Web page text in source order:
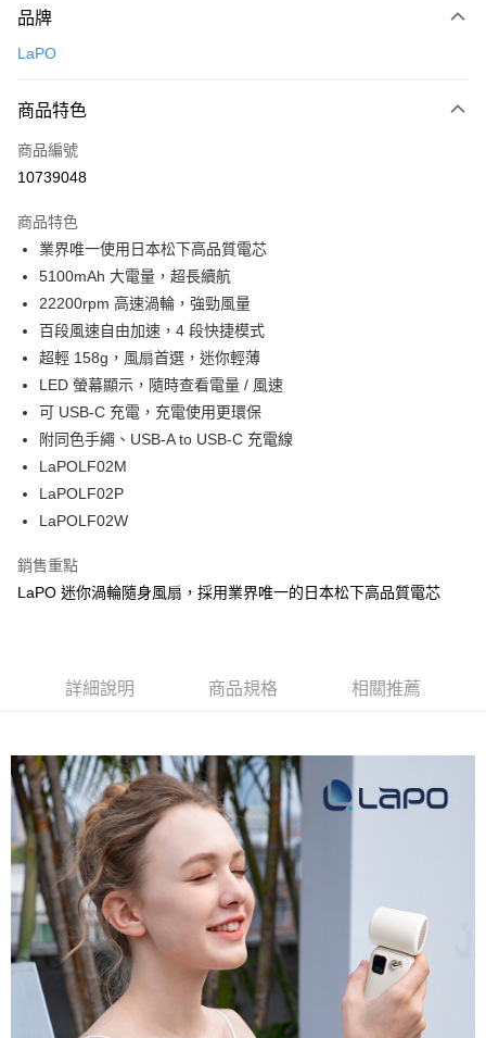
台灣樂天信用卡公司
玉山商業銀行
台灣樂天信用卡公司
相關說明
1.本服務由台灣大哥大提供，台灣大哥大用戶可立即使用無須另外申請。
2.付款方式選擇「大哥付你分期」，訂單成立後會自動跳轉到大哥付的交易
3.實際核准額度、可分期數及費用金額請依後續交易確認頁面所載為準。
4.訂單成立30分鐘內，如未前往確認交易或遇審核未通過，訂單將自動取
消。如遇「轉專審核」未通過狀況，表示未達大哥付你分期系統評分，恕無
法說明評估內容。
【繳款方式說明】
1.分期款項不併入電信帳單，「大哥付你分期」於每月結算日後寄送繳費提
2.透過簡訊連結打開帳單後，可選擇「超商條碼／台灣大直營門市／銀行轉
帳／街口支付／iPASS MONEY」等通路繳費。
【注意事項】
1.本服務係由「台灣大哥大股份有限公司」（以下簡稱本公司）所提供，讓
用戶於交易時，得透過本服務購買商品或服務，並由商店將買賣／分期付款
2.基於同意付款使用「大哥付你分期」之契約關係目的，商店將以您的個人
資料（包含姓名、電話或地址）提供予台灣大哥大進項蒐集、處理及利用，
3.完整用戶服務條款，請詳閱以下連結：
ATM付款
貨到付款
運送方式
7-11取貨(快速到店)
每筆NT$100，滿NT$1,000(含以上)免運費
每筆NT$80，滿NT$490(含以上)免運費
離島郵局
每筆NT$100，滿NT$1,500(含以上)免運費
免運費
每筆NT$80，滿NT$1,000(含以上)免運費
品牌
LaPO
商品特色
商品編號
10739048
商品特色
業界唯一使用日本松下高品質電芯
5100mAh 大電量，超長續航
22200rpm 高速渦輪，強勁風量
百段風速自由加速，4 段快捷模式
超輕 158g，風扇首選，迷你輕薄
LED 螢幕顯示，隨時查看電量 / 風速
可 USB-C 充電，充電使用更環保
附同色手繩、USB-A to USB-C 充電線
LaPOLF02M
LaPOLF02P
LaPOLF02W
銷售重點
LaPO 迷你渦輪隨身風扇，採用業界唯一的日本松下高品質電芯
詳細說明 商品規格 相關推薦